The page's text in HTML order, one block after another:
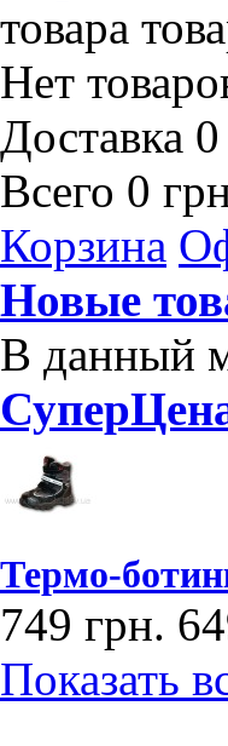
товара
Нет
Доставка
Всего 0
Корзина
Новые
В данный
Термо-
749 грн.
Показать